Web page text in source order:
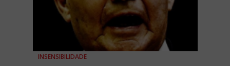
INSENSIBILIDADE